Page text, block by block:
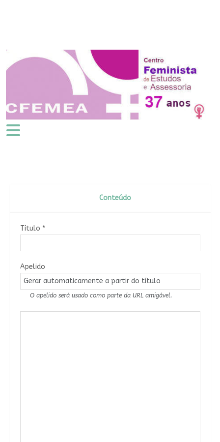
Conteúdo
Título *
Apelido
O apelido será usado como parte da URL amigável.